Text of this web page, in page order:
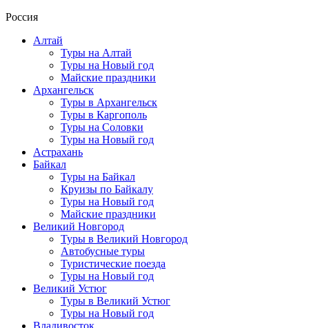
Россия
Алтай
Туры на Алтай
Туры на Новый год
Майские праздники
Архангельск
Туры в Архангельск
Туры в Каргополь
Туры на Соловки
Туры на Новый год
Астрахань
Байкал
Туры на Байкал
Круизы по Байкалу
Туры на Новый год
Майские праздники
Великий Новгород
Туры в Великий Новгород
Автобусные туры
Туристические поезда
Туры на Новый год
Великий Устюг
Туры в Великий Устюг
Туры на Новый год
Владивосток